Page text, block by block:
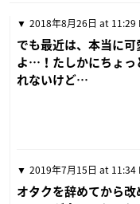
2018年8月26日 at 11:29
でも最近は、本当に
よ…！たしかにちょっ
れないけど…
2019年7月15日 at 11:34
オタクを辞めてから